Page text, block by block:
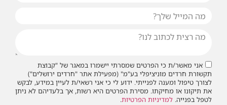
אני מאשר/ת כי הפרטים שמסרתי יישמרו במאגר של "קבוצת
תקשורת חרדים מוניציפלי בע"מ" (מפעילת אתר "חרדים ירושלים")
לצורך טיפול ומענה לפנייתי. ידוע לי כי אני רשאי/ת לעיין במידע, לבקש
את תיקונו או מחיקתו. מסירת הפרטים היא רשות, אך בלעדיהם לא ניתן
לטפל בפנייה. למדיניות הפרטיות.